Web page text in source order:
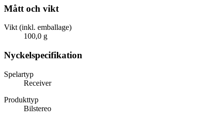
Mått och vikt
Vikt (inkl. emballage)
100,0 g
Nyckelspecifikation
Spelartyp
Receiver
Produkttyp
Bilstereo